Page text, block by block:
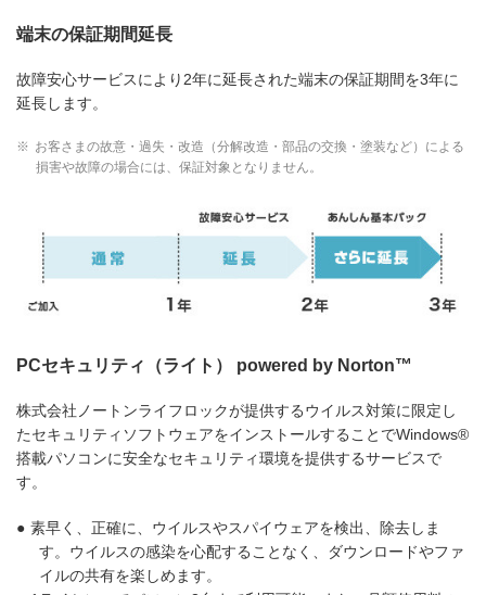
端末の保証期間延長
故障安心サービスにより2年に延長された端末の保証期間を3年に
延長します。
※ お客さまの故意・過失・改造（分解改造・部品の交換・塗装など）による
損害や故障の場合には、保証対象となりません。
PCセキュリティ（ライト） powered by Norton™
株式会社ノートンライフロックが提供するウイルス対策に限定し
たセキュリティソフトウェアをインストールすることでWindows®
搭載パソコンに安全なセキュリティ環境を提供するサービスで
す。
● 素早く、正確に、ウイルスやスパイウェアを検出、除去しま
す。ウイルスの感染を心配することなく、ダウンロードやファ
イルの共有を楽しめます。